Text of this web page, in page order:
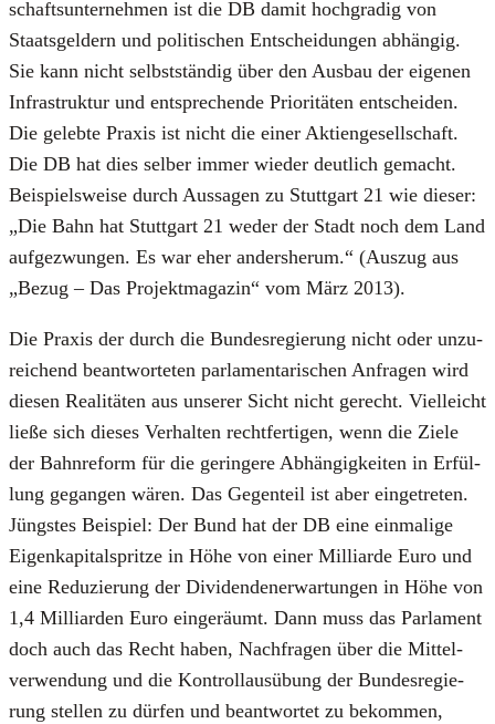
schafts­un­ter­neh­men ist die DB damit hoch­gra­dig von
Staats­gel­dern und poli­ti­schen Ent­schei­dun­gen abhän­gig.
Sie kann nicht selbst­stän­dig über den Aus­bau der eige­nen
Infra­struk­tur und ent­spre­chen­de Prio­ri­tä­ten ent­schei­den.
Die geleb­te Pra­xis ist nicht die einer Akti­en­ge­sell­schaft.
Die DB hat dies sel­ber immer wie­der deut­lich gemacht.
Bei­spiels­wei­se durch Aus­sa­gen zu Stutt­gart 21 wie die­ser:
„Die Bahn hat Stutt­gart 21 weder der Stadt noch dem Land
auf­ge­zwun­gen. Es war eher anders­her­um.“ (Aus­zug aus
„Bezug – Das Pro­jekt­ma­ga­zin“ vom März 2013).
Die Pra­xis der durch die Bun­des­re­gie­rung nicht oder unzu­
rei­chend beant­wor­te­ten par­la­men­ta­ri­schen Anfra­gen wird
die­sen Rea­li­tä­ten aus unse­rer Sicht nicht gerecht. Viel­leicht
lie­ße sich die­ses Ver­hal­ten recht­fer­ti­gen, wenn die Zie­le
der Bahn­re­form für die gerin­ge­re Abhän­gig­kei­ten in Erfül­
lung gegan­gen wären. Das Gegen­teil ist aber ein­ge­tre­ten.
Jüngs­tes Bei­spiel: Der Bund hat der DB eine ein­ma­li­ge
Eigen­ka­pi­tal­sprit­ze in Höhe von einer Mil­li­ar­de Euro und
eine Redu­zie­rung der Divi­den­den­er­war­tun­gen in Höhe von
1,4 Mil­li­ar­den Euro ein­ge­räumt. Dann muss das Par­la­ment
doch auch das Recht haben, Nach­fra­gen über die Mit­tel­
ver­wen­dung und die Kon­troll­aus­übung der Bun­des­re­gie­
rung stel­len zu dür­fen und beant­wor­tet zu bekom­men,